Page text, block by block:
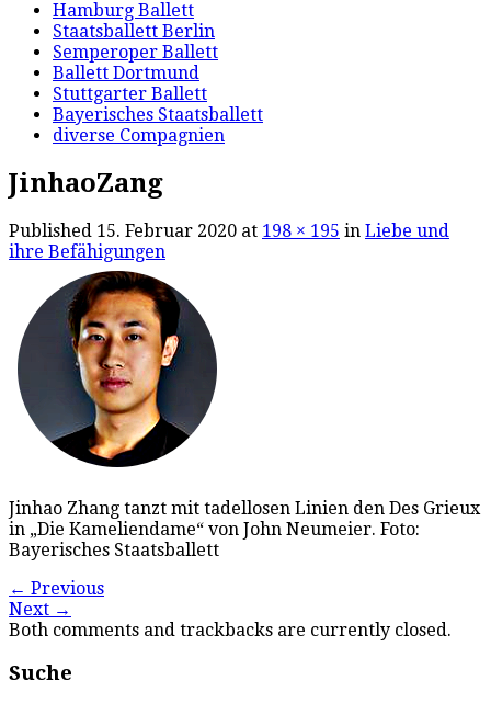
Hamburg Ballett
Staatsballett Berlin
Semperoper Ballett
Ballett Dortmund
Stuttgarter Ballett
Bayerisches Staatsballett
diverse Compagnien
JinhaoZang
Published 15. Februar 2020 at 198 × 195 in Liebe und
ihre Befähigungen
Jinhao Zhang tanzt mit tadellosen Linien den Des Grieux
in „Die Kameliendame“ von John Neumeier. Foto:
Bayerisches Staatsballett
← Previous
Next →
Both comments and trackbacks are currently closed.
Suche